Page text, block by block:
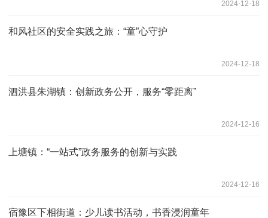
2024-12-18
和风社区的安全实践之旅：“童”心守护
2024-12-18
泗洪县朱湖镇：创新政务公开，服务“零距离”
2024-12-16
上塘镇：“一站式”政务服务的创新与实践
2024-12-16
宿豫区下相街道：少儿读书活动，书香浸润童年